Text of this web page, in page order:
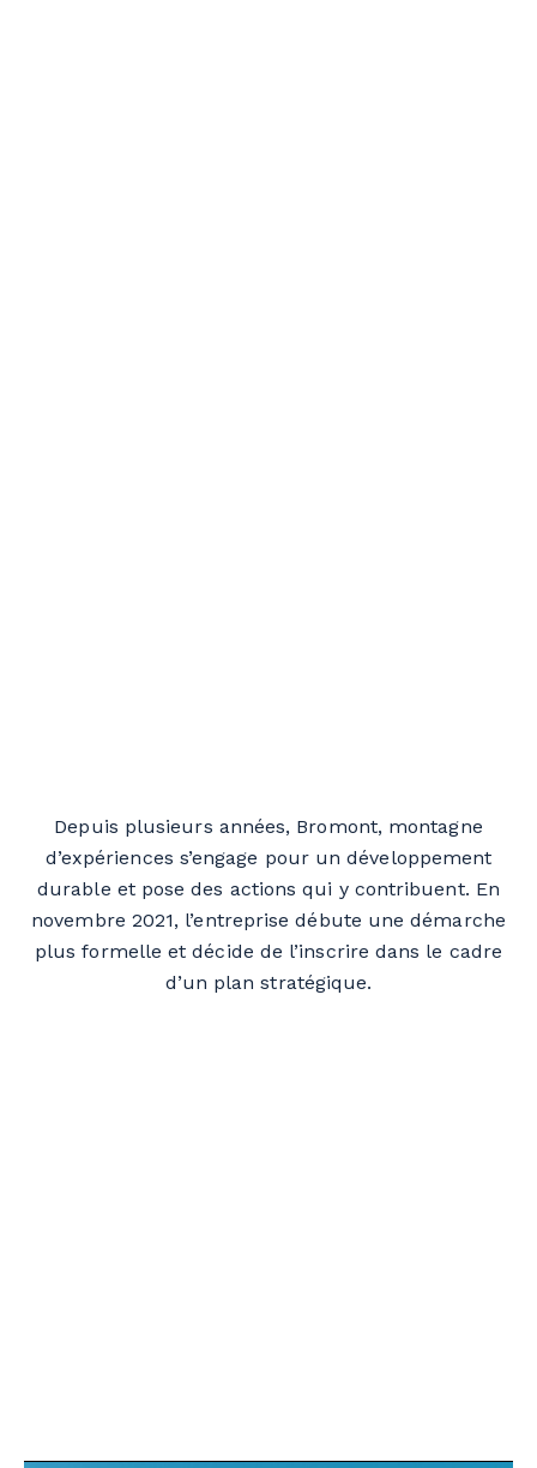
Depuis plusieurs années, Bromont, montagne
d’expériences s’engage pour un développement
durable et pose des actions qui y contribuent. En
novembre 2021, l’entreprise débute une démarche
plus formelle et décide de l’inscrire dans le cadre
d’un plan stratégique.